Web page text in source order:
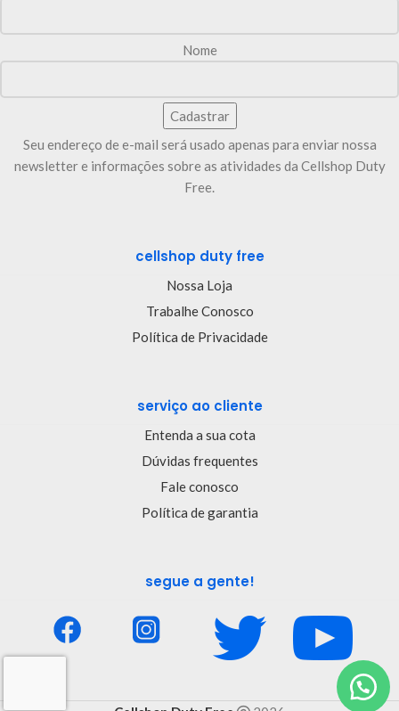
Nome
Seu endereço de e-mail será usado apenas para enviar nossa
newsletter e informações sobre as atividades da Cellshop Duty
Free.
cellshop duty free
Nossa Loja
Trabalhe Conosco
Política de Privacidade
serviço ao cliente
Entenda a sua cota
Dúvidas frequentes
Fale conosco
Política de garantia
segue a gente!